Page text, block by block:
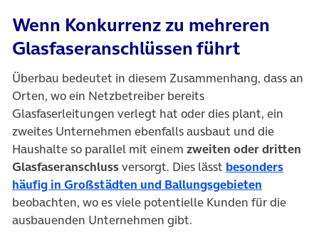
Wenn Konkurrenz zu mehreren
Glasfaser­anschlüssen führt
Überbau bedeutet in diesem Zusammenhang, dass an
Orten, wo ein Netzbetreiber bereits
Glasfaserleitungen verlegt hat oder dies plant, ein
zweites Unternehmen ebenfalls ausbaut und die
Haushalte so parallel mit einem zweiten oder dritten
Glasfaser­anschlussversorgt. Dies lässt besonders
häufig in Großstädten und Ballungsgebieten
beobachten, wo es viele potentielle Kunden für die
ausbauenden Unternehmen gibt.